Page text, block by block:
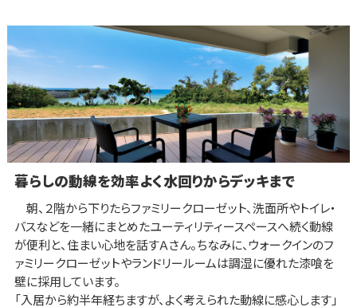
暮らしの動線を効率よく水回りからデッキまで
朝、２階から下りたらファミリークローゼット、洗面所やトイレ・
バスなどを一緒にまとめたユーティリティースペースへ続く動線
が便利と、住まい心地を話すＡさん。ちなみに、ウォークインのフ
ァミリークローゼットやランドリールームは調湿に優れた漆喰を
壁に採用しています。
「入居から約半年経ちますが、よく考えられた動線に感心します」